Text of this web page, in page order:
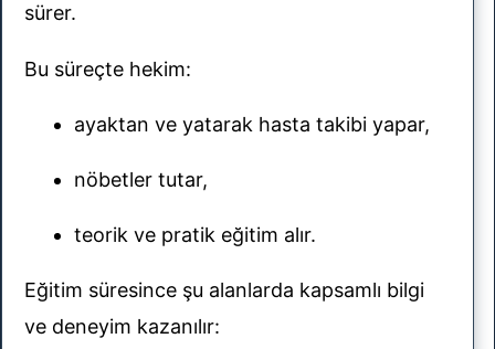
sürer.
Bu süreçte hekim:
ayaktan ve yatarak hasta takibi yapar,
nöbetler tutar,
teorik ve pratik eğitim alır.
Eğitim süresince şu alanlarda kapsamlı bilgi
ve deneyim kazanılır: